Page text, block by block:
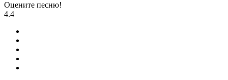
Оцените песню!
4.4